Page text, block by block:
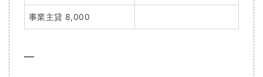
事業主貸 8,000
—